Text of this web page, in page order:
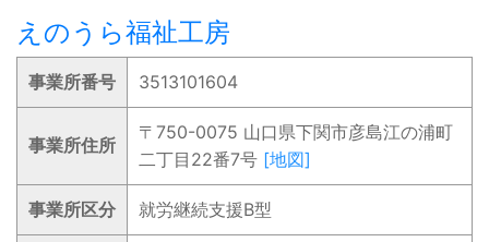
えのうら福祉工房
事業所番号 3513101604
事業所住所
〒750-0075 山口県下関市彦島江の浦町
二丁目22番7号 [地図]
事業所区分 就労継続支援B型